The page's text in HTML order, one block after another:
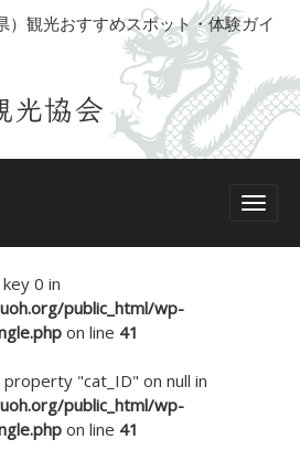
）観光おすすめスポット・体験ガイ
0 in
public_html/wp-
on line 41
"cat_ID" on null in
public_html/wp-
on line 41